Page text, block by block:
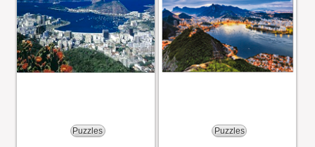
Puzzles Puzzles